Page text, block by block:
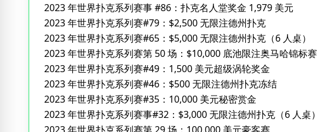
2023 年世界扑克系列赛事 #86：扑克名人堂奖金 1,979 美元
2023 年世界扑克系列赛#79：$2,500 无限注德州扑克
2023 年世界扑克系列赛#65：$5,000 无限注德州扑克（6 人桌）
2023 年世界扑克系列赛第 50 场：$10,000 底池限注奥马哈锦标赛
2023 年世界扑克系列赛#49：1,500 美元超级涡轮奖金
2023 年世界扑克系列赛#46：$500 无限注德州扑克冻结
2023 年世界扑克系列赛#35：10,000 美元秘密赏金
2023 年世界扑克系列赛事#32：$3,000 无限注德州扑克（6 人桌）